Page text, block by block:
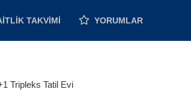
TAKVIMI YORUMLAR
Tripleks Tatil Evi